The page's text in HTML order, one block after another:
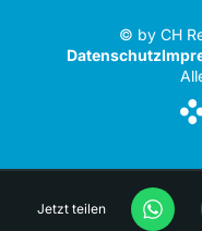
Jetzt teilen
© by CH
Datenschutz